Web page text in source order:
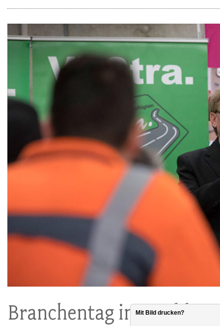
Branchentag in Mit Bild drucken?